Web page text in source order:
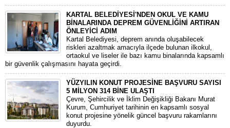
KARTAL BELEDİYESİ'NDEN OKUL VE KAMU
BİNALARINDA DEPREM GÜVENLİĞİNİ ARTIRAN
ÖNLEYİCİ ADIM
Kartal Belediyesi, deprem anında oluşabilecek
riskleri azaltmak amacıyla ilçede bulunan ilkokul,
ortaokul ve liseler ile bazı kamu binalarında kapsamlı
bir güvenlik çalışmasını hayata geçirdi.
YÜZYILIN KONUT PROJESİNE BAŞVURU SAYISI
5 MİLYON 314 BİNE ULAŞTI
​Çevre, Şehircilik ve İklim Değişikliği Bakanı Murat
Kurum, Cumhuriyet tarihinin en kapsamlı sosyal
konut projesine yönelik güncel başvuru rakamlarını
duyurdu.